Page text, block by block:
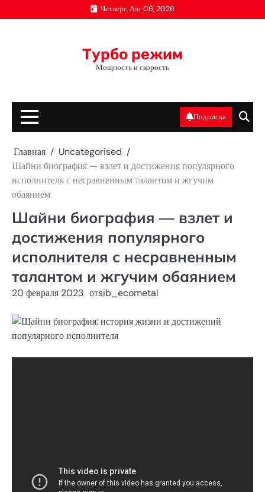
к
Четверг, Авг 06, 2026
Турбо режим
Мощность и скорость
Подписка
Главная
Uncategorised
Шайни биография — взлет и достижения популярного
исполнителя с несравненным талантом и жгучим
обаянием
Шайни биография — взлет и
достижения популярного
исполнителя с несравненным
талантом и жгучим обаянием
20 февраля 2023 отsib_ecometal